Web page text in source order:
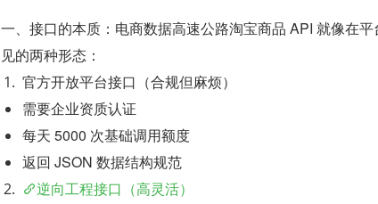
一、接口的本质：电商数据高速公路淘宝商品 API 就像在
见的两种形态：
官方开放平台接口（合规但麻烦）
需要企业资质认证
每天 5000 次基础调用额度
返回 JSON 数据结构规范
逆向工程接口（高灵活）